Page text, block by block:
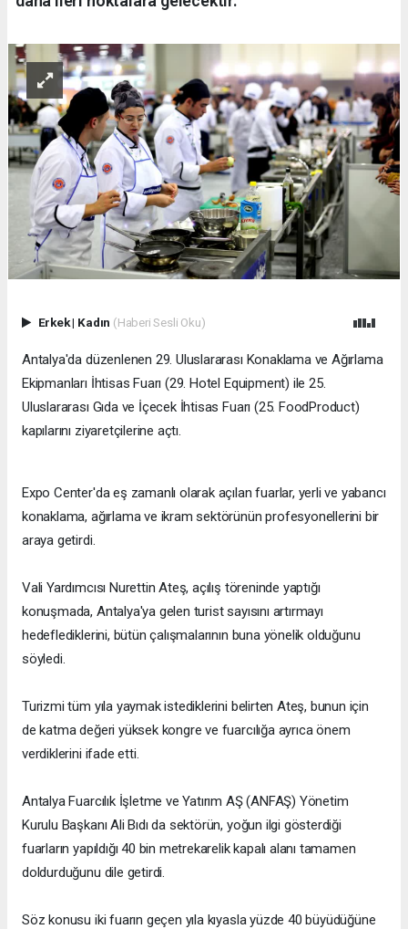
Erkek| Kadın (Haberi Sesli Oku)
​Antalya'da düzenlenen 29. Uluslararası Konaklama ve Ağırlama
Ekipmanları İhtisas Fuarı (29. Hotel Equipment) ile 25.
Uluslararası Gıda ve İçecek İhtisas Fuarı (25. FoodProduct)
kapılarını ziyaretçilerine açtı.
Expo Center'da eş zamanlı olarak açılan fuarlar, yerli ve yabancı
konaklama, ağırlama ve ikram sektörünün profesyonellerini bir
araya getirdi.
Vali Yardımcısı Nurettin Ateş, açılış töreninde yaptığı
konuşmada, Antalya'ya gelen turist sayısını artırmayı
hedeflediklerini, bütün çalışmalarının buna yönelik olduğunu
söyledi.
Turizmi tüm yıla yaymak istediklerini belirten Ateş, bunun için
de katma değeri yüksek kongre ve fuarcılığa ayrıca önem
verdiklerini ifade etti.
Antalya Fuarcılık İşletme ve Yatırım AŞ (ANFAŞ) Yönetim
Kurulu Başkanı Ali Bıdı da sektörün, yoğun ilgi gösterdiği
fuarların yapıldığı 40 bin metrekarelik kapalı alanı tamamen
doldurduğunu dile getirdi.
Söz konusu iki fuarın geçen yıla kıyasla yüzde 40 büyüdüğüne